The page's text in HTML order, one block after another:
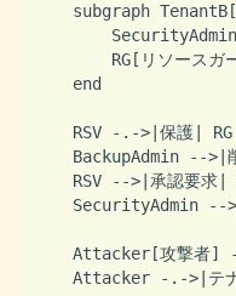
subgraph
RG[リソースガ
    end
    RSV -.->|保護| RG
BackupAdmin -->|
RSV -->|承認要求|
SecurityAdmin --
Attacker[攻撃者]
Attacker -.->|テ